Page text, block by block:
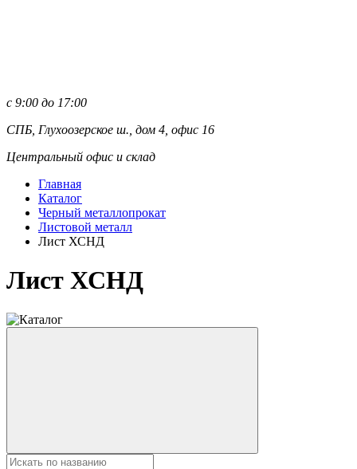
с 9:00 до 17:00
СПБ, Глухоозерское ш., дом 4, офис 16
Центральный офис и склад
Главная
Каталог
Черный металлопрокат
Листовой металл
Лист ХСНД
Лист ХСНД